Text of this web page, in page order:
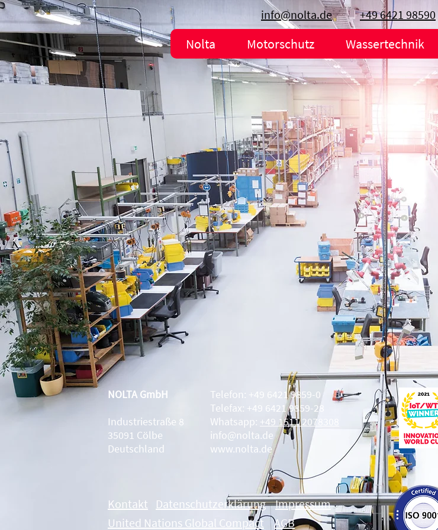
Nolta Motorschutz Wassertechnik
info@nolta.de +49 6421 98590
NOLTA GmbH
Industriestraße 8
35091 Cölbe
Deutschland
Telefon: +49 6421 9859-0
Telefax: +49 6421 9859-28
Whatsapp: +49 1511 2078308
info@nolta.de
www.nolta.de
Kontakt Datenschutzerklärung
Impressum
United Nations Global Compact
AGB